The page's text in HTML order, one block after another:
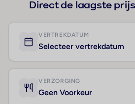
Direct de laagste
VERTREKDATUM
Selecteer vertrekdatum
VERZORGING
Geen Voorkeur